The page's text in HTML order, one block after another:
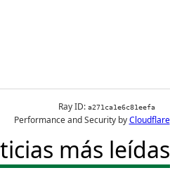
más leídas